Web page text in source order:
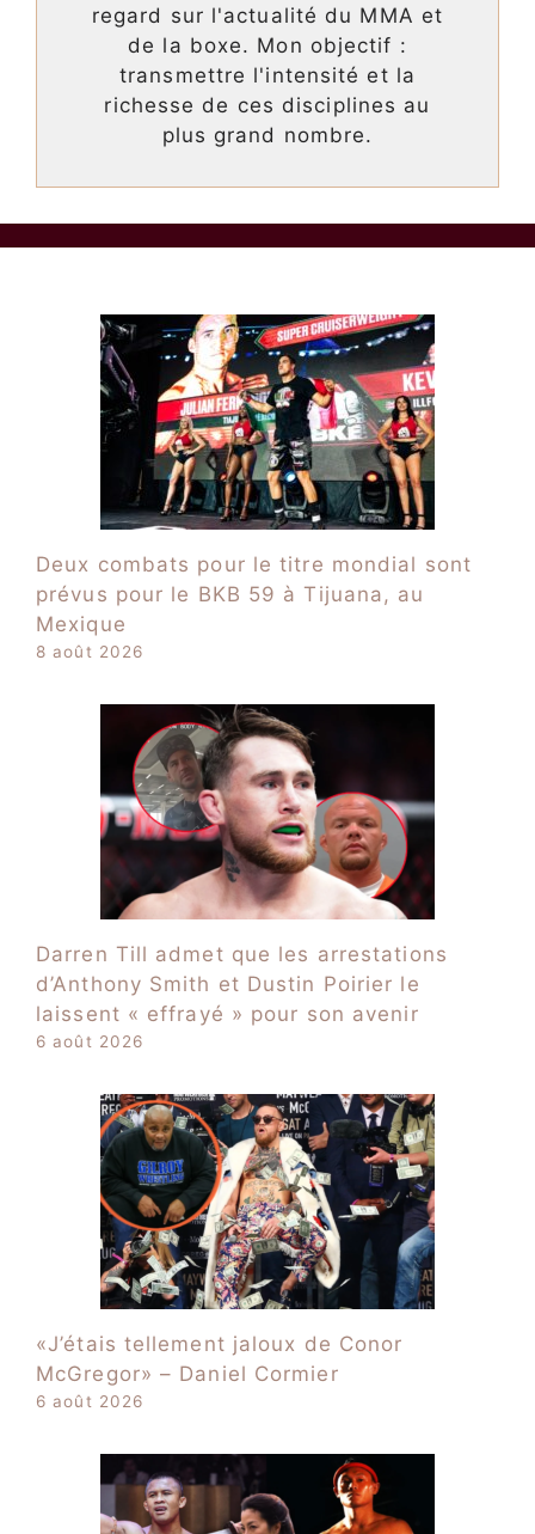
regard sur l'actualité du MMA et
de la boxe. Mon objectif :
transmettre l'intensité et la
richesse de ces disciplines au
plus grand nombre.
Deux combats pour le titre mondial sont
prévus pour le BKB 59 à Tijuana, au
Mexique
8 août 2026
Darren Till admet que les arrestations
d’Anthony Smith et Dustin Poirier le
laissent « effrayé » pour son avenir
6 août 2026
«J’étais tellement jaloux de Conor
McGregor» – Daniel Cormier
6 août 2026